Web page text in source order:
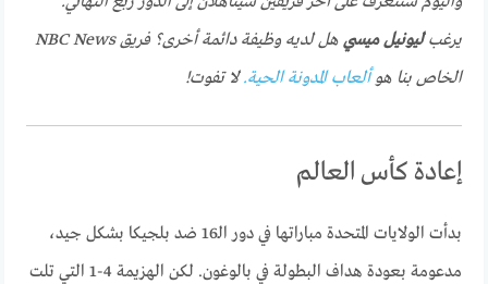
يرغبليونيل ميسي
هل لديه وظيفة دائمة أخرى؟ فريق NBC News
الخاص بنا هوألعاب المدونة الحية.لا تفوت!
إعادة كأس العالم
بدأت الولايات المتحدة مباراتها في دور الـ16 ضد بلجيكا بشكل جيد،
مدعومة بعودة هداف البطولة في بالوغون. لكن الهزيمة 4-1 التي تلت